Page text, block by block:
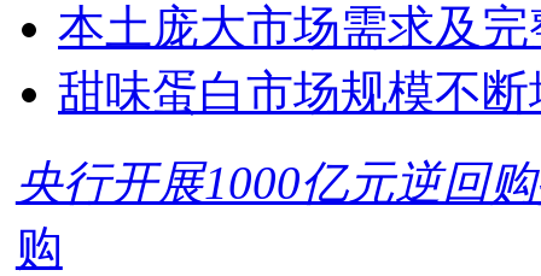
本土庞大市场需求及
甜味蛋白市场规模不
央行开展1000亿元逆回
购